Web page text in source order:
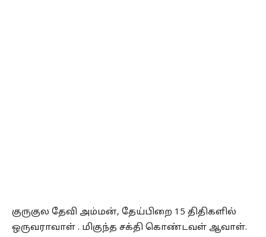
குருகுல தேவி அம்மன், தேய்பிறை 15 திதிகளில்
ஒருவராவாள் . மிகுந்த சக்தி கொண்டவள் ஆவாள்.